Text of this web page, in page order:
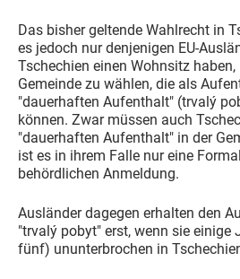
Das bisher geltende Wahlrecht in
es jedoch nur denjenigen EU-
Tschechien einen Wohnsitz
Gemeinde zu wählen, die als
"dauerhaften Aufenthalt" (trvalý
können. Zwar müssen auch
"dauerhaften Aufenthalt" in der
ist es in ihrem Falle nur eine
behördlichen Anmeldung.
Ausländer dagegen erhalten den
"trvalý pobyt" erst, wenn sie einige
fünf) ununterbrochen in